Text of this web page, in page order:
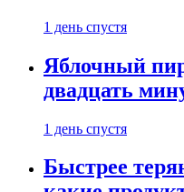
1 день спустя
Яблочный
двадцать
1 день спустя
Быстрее